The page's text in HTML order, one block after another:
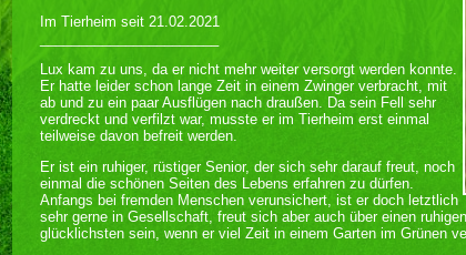
Im Tierheim seit 21.02.2021
Lux kam zu uns, da er nicht mehr weiter versorgt werden konnte.
Er hatte leider schon lange Zeit in einem Zwinger verbracht, mit
ab und zu ein paar Ausflügen nach draußen. Da sein Fell sehr
verdreckt und verfilzt war, musste er im Tierheim erst einmal
teilweise davon befreit werden.
Er ist ein ruhiger, rüstiger Senior, der sich sehr darauf freut, noch
einmal die schönen Seiten des Lebens erfahren zu dürfen.
Anfangs bei fremden Menschen verunsichert, ist er doch letztlich
sehr gerne in Gesellschaft, freut sich aber auch über einen
glücklichsten sein, wenn er viel Zeit in einem Garten im Grünen